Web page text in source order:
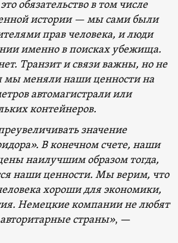
обязательство в том числе
истории — мы сами были
прав человека, и люди
именно в поисках убежища.
Транзит и связи важны, но не
мы меняли наши ценности на
автомагистрали или
контейнеров.
значение
В конечном счете, наши
наилучшим образом тогда,
наши ценности. Мы верим, что
хороши для экономики,
Немецкие компании не любят
страны», —